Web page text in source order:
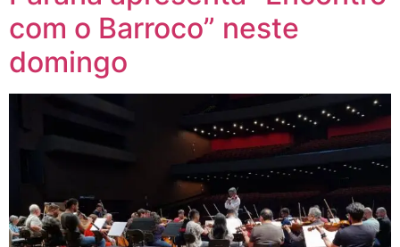
com o Barroco” neste
domingo